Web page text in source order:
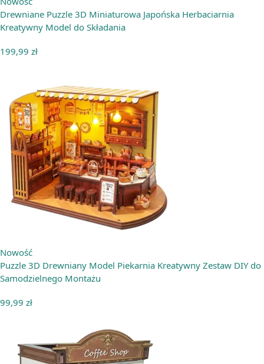
Drewniane Puzzle 3D Miniaturowa Japońska Herbaciarnia
Kreatywny Model do Składania
199,99 zł
Nowość
Puzzle 3D Drewniany Model Piekarnia Kreatywny Zestaw DIY do
Samodzielnego Montażu
99,99 zł